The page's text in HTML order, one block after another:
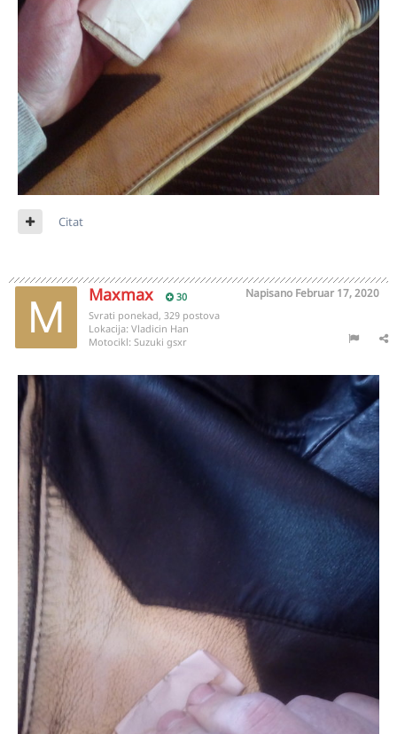
Citat
Maxmax 30 Napisano Februar 17, 2020
Svrati ponekad, 329 postova
Lokacija: Vladicin Han
Motocikl: Suzuki gsxr